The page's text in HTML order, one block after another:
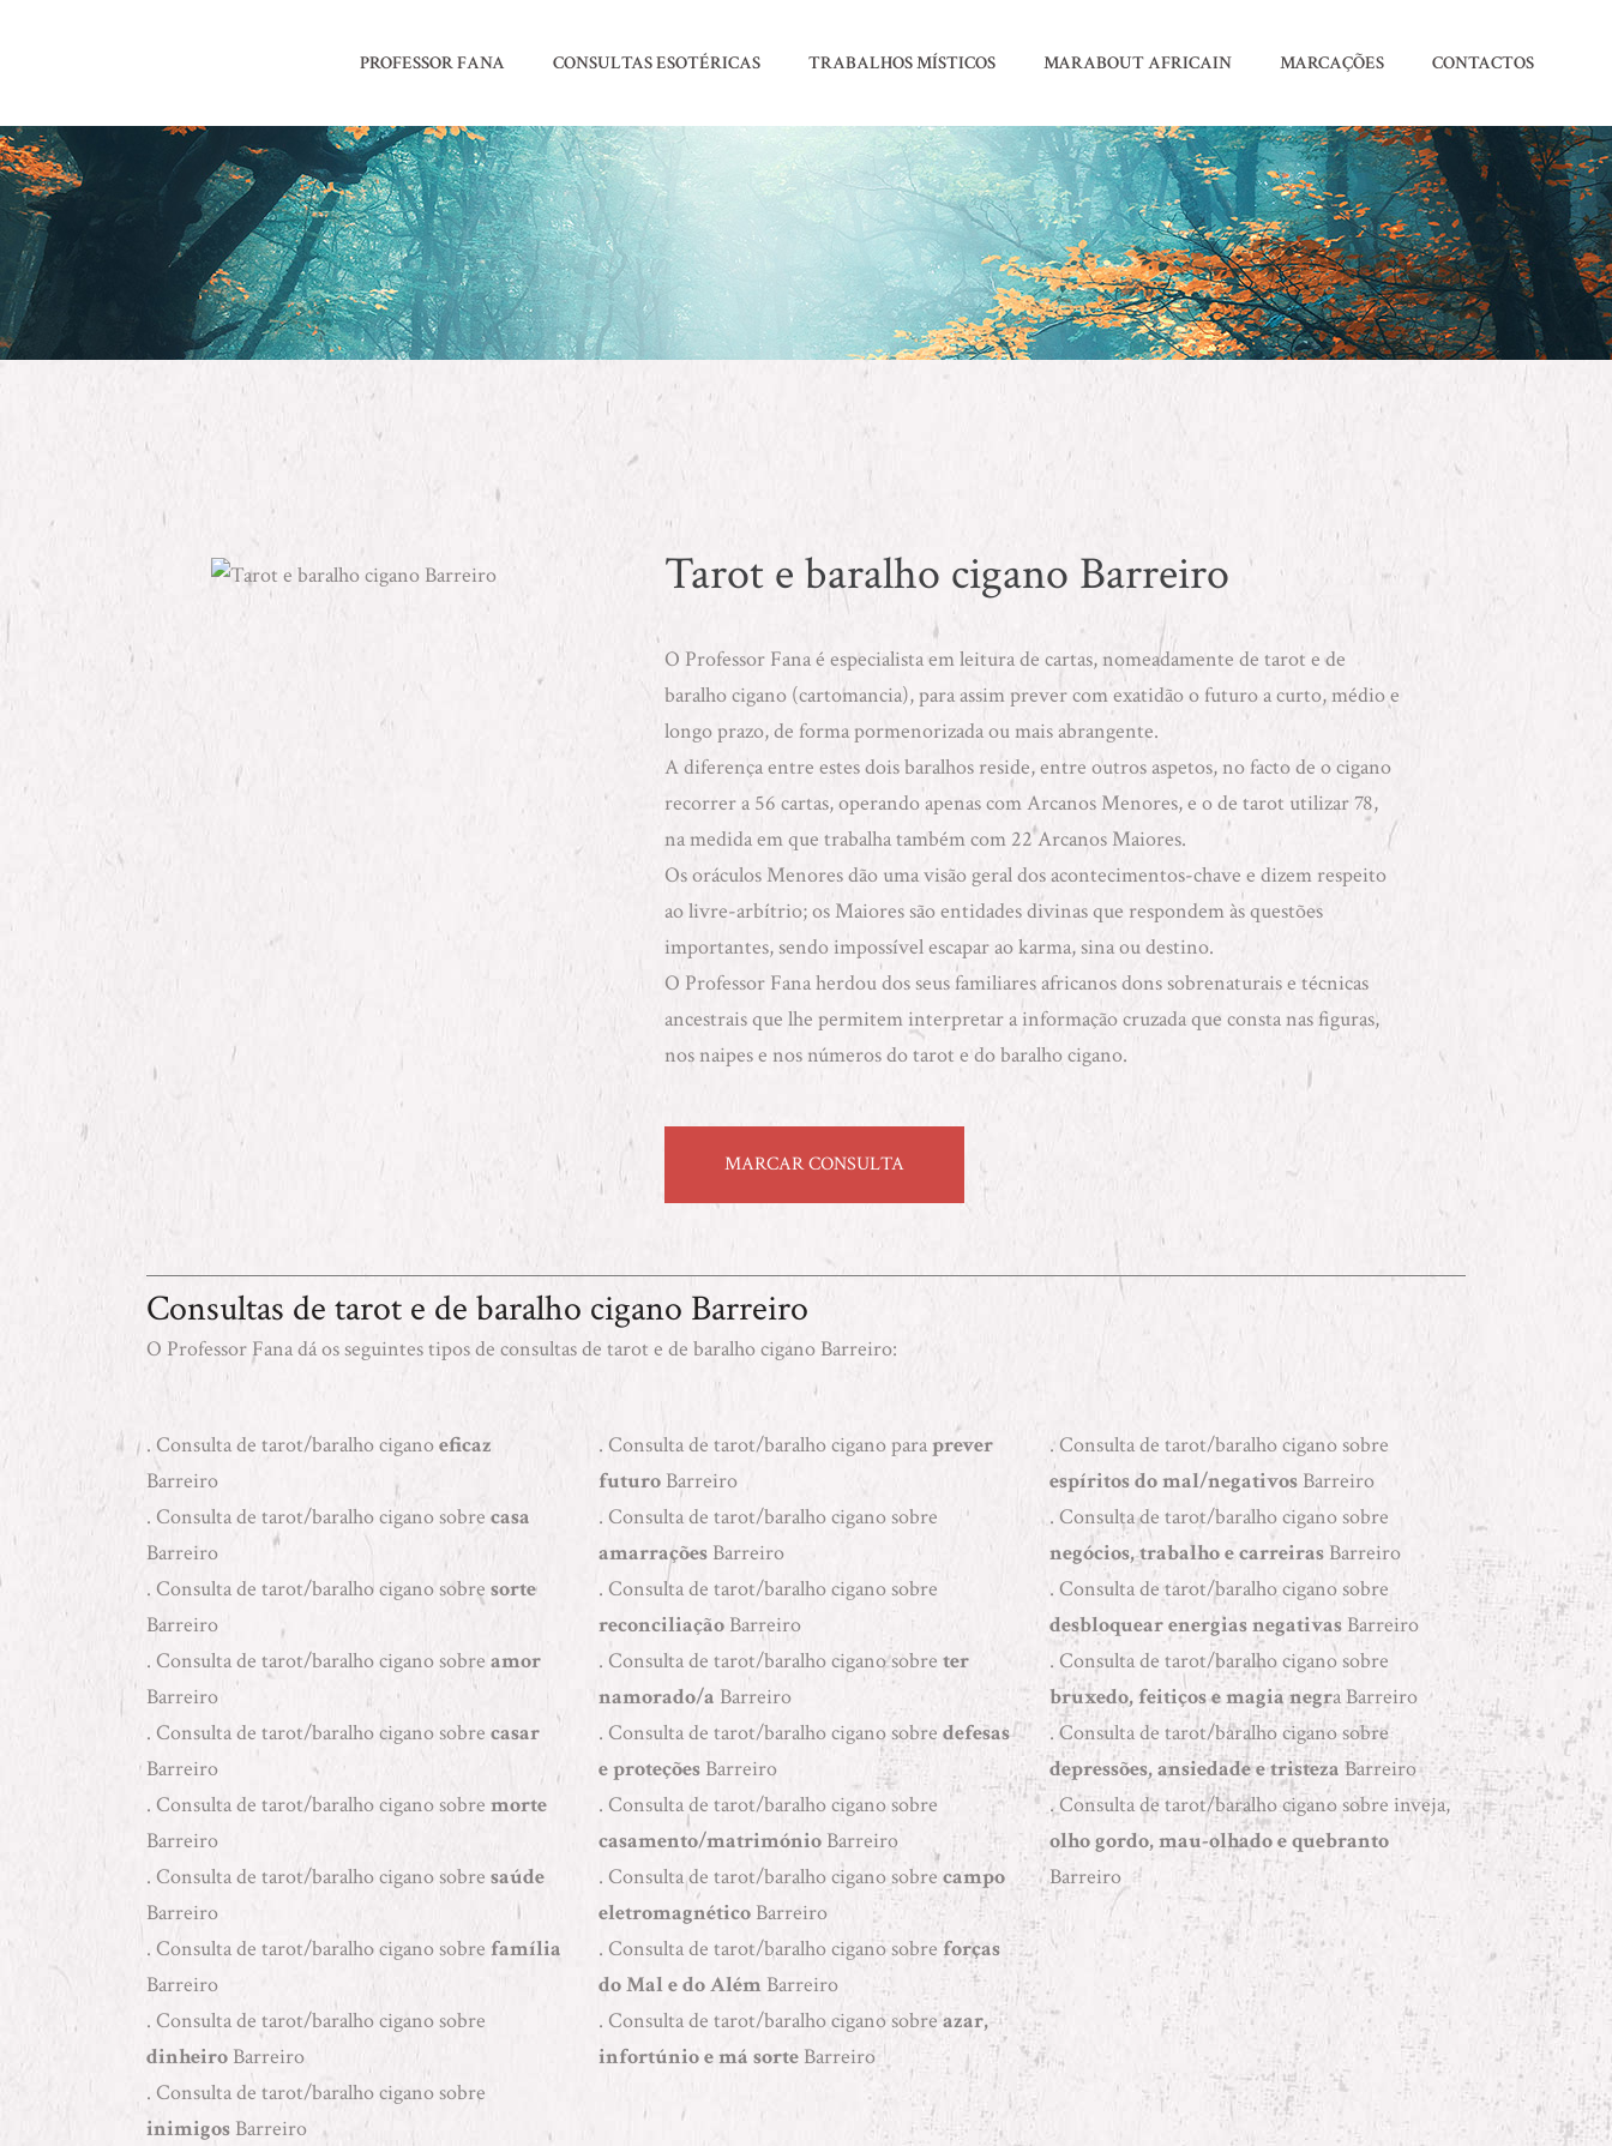
PROFESSOR FANA CONSULTAS ESOTÉRICAS TRABALHOS MÍSTICOS MARABOUT AFRICAIN MARCAÇÕES CONTACTOS
Tarot e baralho cigano Barreiro
O Professor Fanaé especialista em leitura de cartas, nomeadamente de tarot e de
baralho cigano (cartomancia), para assim prever com exatidão o futuro a curto, médio e
longo prazo, de forma pormenorizada ou mais abrangente.
A diferença entre estes dois baralhos reside, entre outros aspetos, no facto de o cigano
recorrer a 56 cartas, operando apenas com Arcanos Menores, e o de tarot utilizar 78,
na medida em que trabalha também com 22 Arcanos Maiores.
Os oráculos Menores dão uma visão geral dos acontecimentos-chave e dizem respeito
ao livre-arbítrio; os Maiores são entidades divinas que respondem às questões
importantes, sendo impossível escapar ao karma, sina ou destino.
O Professor Fana herdou dos seus familiares africanos dons sobrenaturais e técnicas
ancestrais que lhe permitem interpretar a informação cruzada que consta nas figuras,
nos naipes e nos números do tarot e do baralho cigano.
MARCAR CONSULTA
Consultas de tarot e de baralho cigano Barreiro
O Professor Fana dá os seguintes tipos de consultas de tarot e de baralho cigano Barreiro:
. Consulta de tarot/baralho ciganoeficaz
Barreiro
. Consulta de tarot/baralho cigano sobre casa
Barreiro
. Consulta de tarot/baralho cigano sobre sorte
Barreiro
. Consulta de tarot/baralho cigano sobre amor
Barreiro
. Consulta de tarot/baralho cigano sobre casar
Barreiro
. Consulta de tarot/baralho cigano sobre morte
Barreiro
. Consulta de tarot/baralho cigano sobre saúde
Barreiro
. Consulta de tarot/baralho cigano sobre família
Barreiro
. Consulta de tarot/baralho cigano sobre
dinheiro Barreiro
. Consulta de tarot/baralho cigano sobre
inimigos Barreiro
. Consulta de tarot/baralho cigano paraprever
futuroBarreiro
. Consulta de tarot/baralho cigano sobre
amarraçõesBarreiro
. Consulta de tarot/baralho cigano sobre
reconciliaçãoBarreiro
. Consulta de tarot/baralho cigano sobre ter
namorado/a Barreiro
. Consulta de tarot/baralho cigano sobre defesas
e proteçõesBarreiro
. Consulta de tarot/baralho cigano sobre
casamento/matrimónioBarreiro
. Consulta de tarot/baralho cigano sobre campo
eletromagnéticoBarreiro
. Consulta de tarot/baralho cigano sobreforças
do Mal e do AlémBarreiro
. Consulta de tarot/baralho cigano sobreazar,
infortúnio e má sorteBarreiro
. Consulta de tarot/baralho cigano sobre
espíritos do mal/negativos Barreiro
. Consulta de tarot/baralho cigano sobre
negócios, trabalho e carreiras Barreiro
. Consulta de tarot/baralho cigano sobre
desbloquear energias negativas Barreiro
. Consulta de tarot/baralho cigano sobre
bruxedo, feitiços e magia negra Barreiro
. Consulta de tarot/baralho cigano sobre
depressões, ansiedade e tristeza Barreiro
. Consulta de tarot/baralho cigano sobre inveja,
olho gordo, mau-olhado e quebranto
Barreiro